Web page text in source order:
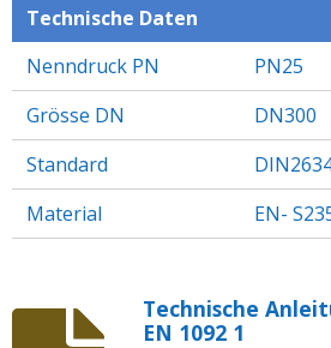
Technische Daten
Nenndruck PN
PN25
Grösse DN
DN300
Standard
Material
EN-
Technische
EN 1092 1